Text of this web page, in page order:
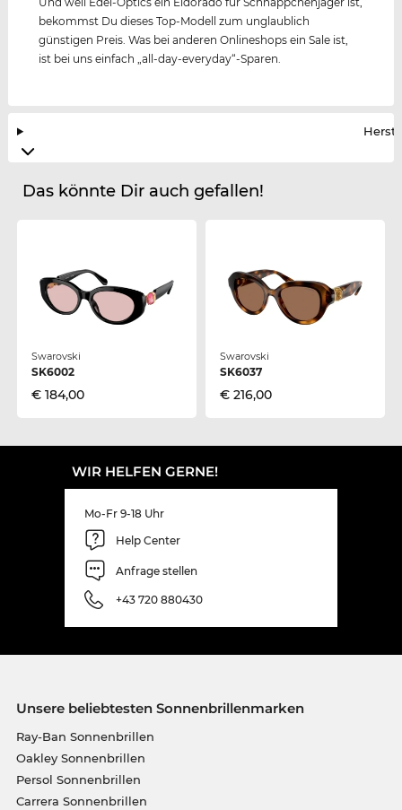
bekommst Du dieses Top-Modell zum unglaublich
günstigen Preis. Was bei anderen Onlineshops ein Sale ist,
ist bei uns einfach „all-day-everyday“-Sparen.
Das könnte Dir auch gefallen!
Swarovski
SK6002
€ 184,00
Swarovski
SK6037
€ 216,00
WIR HELFEN GERNE!
Mo-Fr 9-18 Uhr
Help Center
Anfrage stellen
+43 720 880430
Unsere beliebtesten Sonnenbrillenmarken
Ray-Ban Sonnenbrillen
Oakley Sonnenbrillen
Persol Sonnenbrillen
Carrera Sonnenbrillen